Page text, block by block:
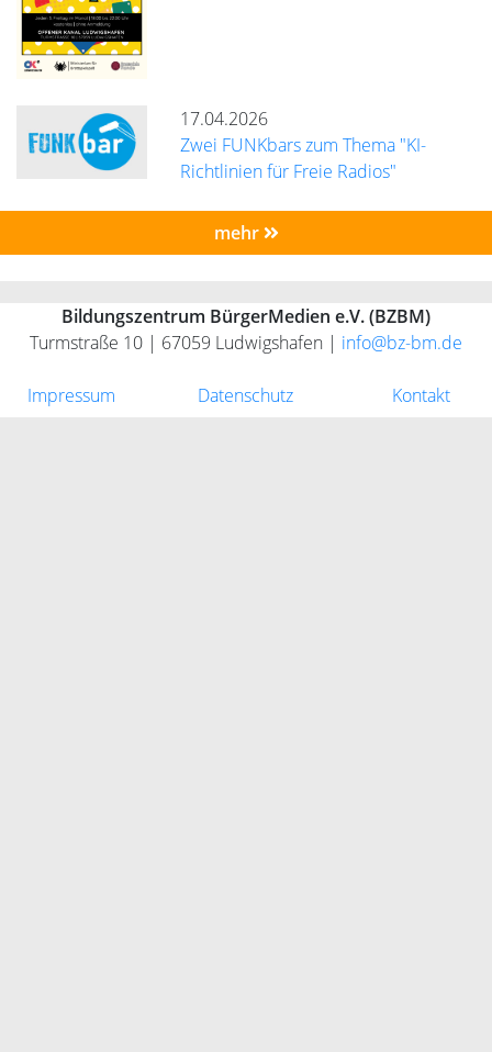
17.04.2026
Zwei FUNKbars zum Thema "KI-
Richtlinien für Freie Radios"
mehr
Bildungszentrum BürgerMedien e.V. (BZBM)
Turmstraße 10 | 67059 Ludwigshafen | info@bz-bm.de
Impressum Datenschutz Kontakt